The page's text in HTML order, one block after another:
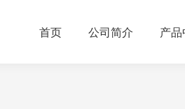
首页 公司简介 产品